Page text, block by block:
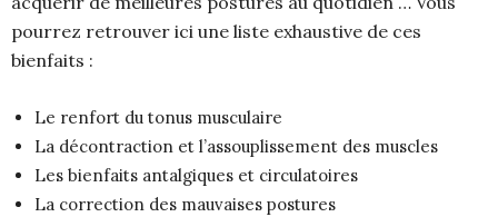
pourrez retrouver ici une liste exhaustive de ces
bienfaits :
Le renfort du tonus musculaire
La décontraction et l’assouplissement des muscles
Les bienfaits antalgiques et circulatoires
La correction des mauvaises postures